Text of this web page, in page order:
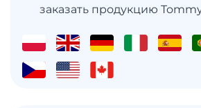
заказать продукцию